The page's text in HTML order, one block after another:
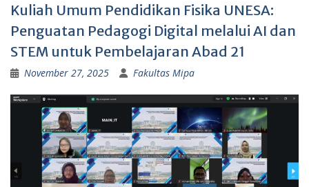
Kuliah Umum Pendidikan Fisika UNESA:
Penguatan Pedagogi Digital melalui AI dan
STEM untuk Pembelajaran Abad 21
November 27, 2025 Fakultas Mipa